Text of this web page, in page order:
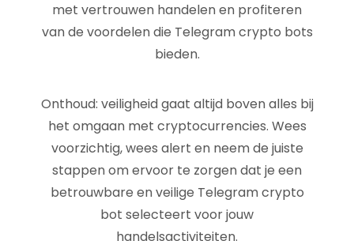
met vertrouwen handelen en profiteren
van de voordelen die Telegram crypto bots
bieden.
Onthoud: veiligheid gaat altijd boven alles bij
het omgaan met cryptocurrencies. Wees
voorzichtig, wees alert en neem de juiste
stappen om ervoor te zorgen dat je een
betrouwbare en veilige Telegram crypto
bot selecteert voor jouw
handelsactiviteiten.